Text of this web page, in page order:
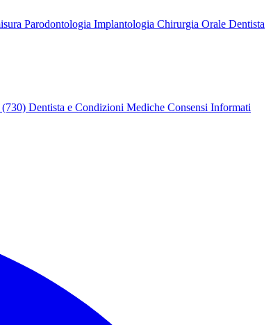
Parodontologia Implantologia Chirurgia Orale Dentista
(730) Dentista e Condizioni Mediche Consensi Informati